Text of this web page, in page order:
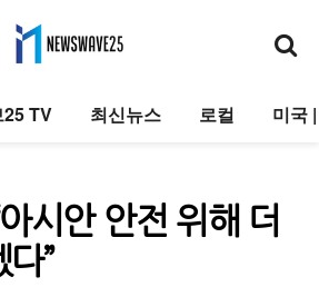
TV 최신뉴스 로컬 미국
시안 안전 위해 더
”